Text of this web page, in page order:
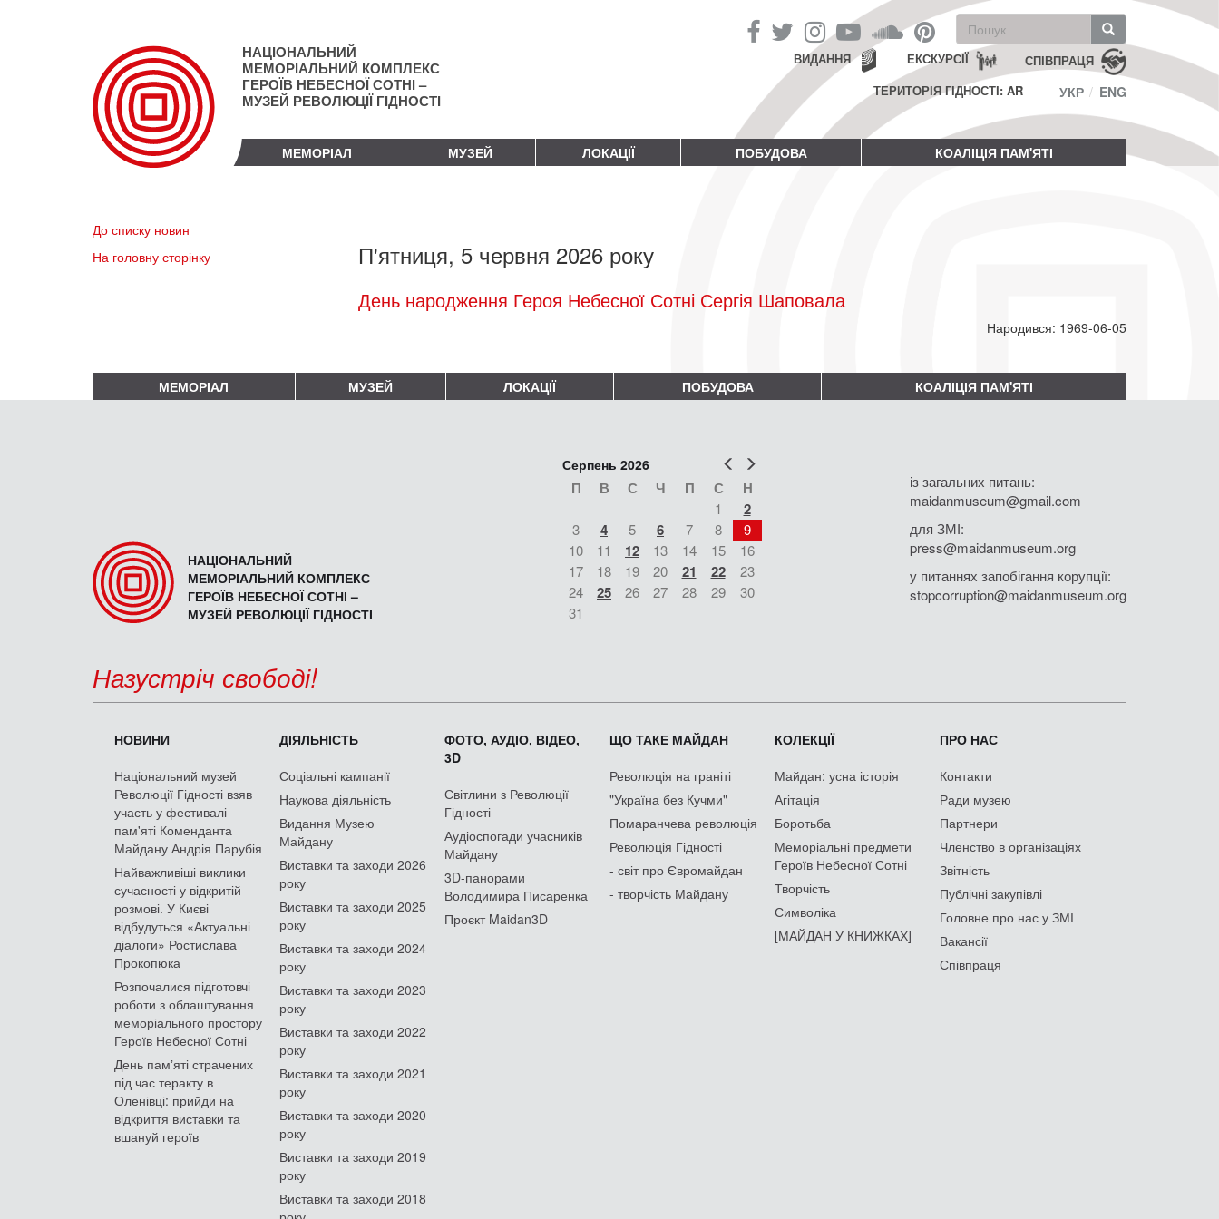
НАЦІОНАЛЬНИЙ
МЕМОРІАЛЬНИЙ КОМПЛЕКС
ГЕРОЇВ НЕБЕСНОЇ СОТНІ –
МУЗЕЙ РЕВОЛЮЦІЇ ГІДНОСТІ
Пошукова
форма
Пошук СПІВПРАЦЯ
ЕКСКУРСІЇ
ВИДАННЯ
ТЕРИТОРІЯ ГІДНОСТІ: AR
УКР ENG
МЕМОРІАЛ МУЗЕЙ ЛОКАЦІЇ ПОБУДОВА КОАЛІЦІЯ ПАМ'ЯТІ
До списку новин
На головну сторінку
П'ятниця, 5 червня 2026 року
День народження Героя Небесної Сотні Сергія Шаповала
Народився: 1969-06-05
МЕМОРІАЛ МУЗЕЙ ЛОКАЦІЇ ПОБУДОВА КОАЛІЦІЯ ПАМ'ЯТІ
НАЦІОНАЛЬНИЙ
МЕМОРІАЛЬНИЙ КОМПЛЕКС
ГЕРОЇВ НЕБЕСНОЇ СОТНІ –
МУЗЕЙ РЕВОЛЮЦІЇ ГІДНОСТІ
Попер
Серпень 2026
П В С Ч П С Н
1 2
3 4 5 6 7 8
9
10
11 12 13 14 15
16
17
18 19 20 21 22
23
24
25 26 27 28 29
30
31
із загальних питань:
maidanmuseum@gmail.com
для ЗМІ:
press@maidanmuseum.org
у питаннях запобігання корупції:
stopcorruption@maidanmuseum.org
Назустріч свободі!
НОВИНИ
Національний музей
Революції Гідності взяв
участь у фестивалі
пам'яті Коменданта
Майдану Андрія Парубія
Найважливіші виклики
сучасності у відкритій
розмові. У Києві
відбудуться «Актуальні
діалоги» Ростислава
Прокопюка
Розпочалися підготовчі
роботи з облаштування
меморіального простору
Героїв Небесної Сотні
День памʼяті страчених
під час теракту в
Оленівці: прийди на
відкриття виставки та
вшануй героїв
ДІЯЛЬНІСТЬ
Соціальні кампанії
Наукова діяльність
Видання Музею
Майдану
Виставки та заходи 2026
року
Виставки та заходи 2025
року
Виставки та заходи 2024
року
Виставки та заходи 2023
року
Виставки та заходи 2022
року
Виставки та заходи 2021
року
Виставки та заходи 2020
року
Виставки та заходи 2019
року
Виставки та заходи 2018
ФОТО, АУДІО, ВІДЕО,
3D
Світлини з Революції
Гідності
Аудіоспогади учасників
Майдану
3D-панорами
Володимира Писаренка
Проєкт Maidan3D
ЩО ТАКЕ МАЙДАН
Революція на граніті
"Україна без Кучми"
Помаранчева революція
Революція Гідності
- світ про Євромайдан
- творчість Майдану
КОЛЕКЦІЇ
Майдан: усна історія
Агітація
Боротьба
Меморіальні предмети
Героїв Небесної Сотні
Творчість
Символіка
[МАЙДАН У КНИЖКАХ]
ПРО НАС
Контакти
Ради музею
Партнери
Членство в організаціях
Звітність
Публічні закупівлі
Головне про нас у ЗМІ
Вакансії
Співпраця